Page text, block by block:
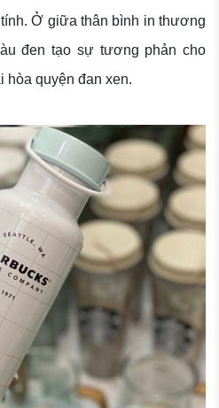
Ở giữa thân bình in thương
đen tạo sự tương phản cho
hòa quyện đan xen.